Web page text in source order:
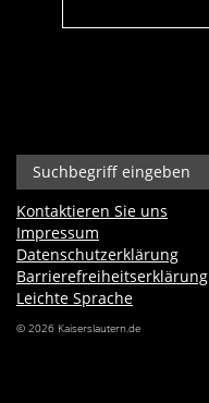
Kontaktieren Sie uns
Impressum
Datenschutzerklärung
Barrierefreiheits­erklärung
Leichte Sprache
© 2026 Kaiserslautern.de